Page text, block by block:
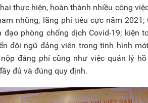
thực hiện, hoàn thành nhiều công
nhũng, lãng phí tiêu cực năm 2021;
phòng chống dịch Covid-19; kiện
đội ngũ đảng viên trong tình hình
đảng phí cũng như việc quản lý
đủ và đúng quy định.